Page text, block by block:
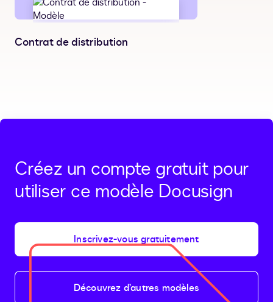
Contrat de distribution
Créez un compte gratuit pour
utiliser ce modèle Docusign
Inscrivez-vous gratuitement
Découvrez d’autres modèles